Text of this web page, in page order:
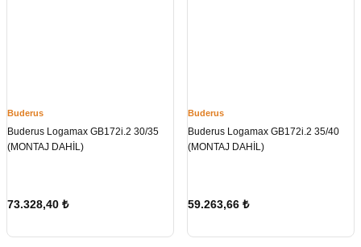
Buderus
Buderus Logamax GB172i.2 30/35
(MONTAJ DAHİL)
73.328,40 ₺
Buderus
Buderus Logamax GB172i.2 35/40
(MONTAJ DAHİL)
59.263,66 ₺